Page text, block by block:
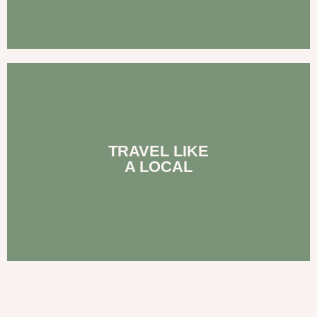
TRAVEL LIKE
A LOCAL
Laat lokale gidsen je leiden, geniet van de authentieke
keuken en verblijf in (eco) accommodaties, beheerd
door lokale families. En kies voor een echte culturele